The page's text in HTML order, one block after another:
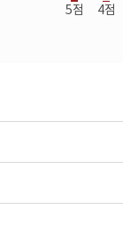
5점 4점